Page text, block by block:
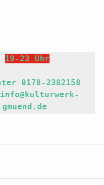
19-23 Uhr
info@kulturwerk-
gmuend.de